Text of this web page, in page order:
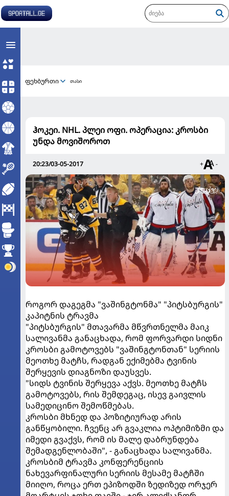
ფეხბურთი თასი
ჰოკეი. NHL. პლეი ოფი. ოპერაცია: კროსბი
უნდა მოვიშოროთ
20:23/03-05-2017 + -
როგორ დაგეგმა "ვაშინგტონმა" "პიტსბურგის"
კაპიტნის ტრავმა
"პიტსბურგის" მთავარმა მწვრთნელმა მაიკ
სალივანმა განაცხადა, რომ ფორვარდი სიდნი
კროსბი გამოტოვებს "ვაშინგტონთან" სერიის
მეოთხე მატჩს, რადგან ექიმებმა ტვინის
შერყევის დიაგნოზი დაუსვეს.
"სიდს ტვინის შერყევა აქვს. მეოთხე მატჩს
გამოტოვებს, რის შემდეგაც, ისევ გაივლის
სამედიცინო შემოწმებას.
კროსბი მხნედ და პოზიტიურად არის
განწყობილი. ჩვენც არ გვაკლია ოპტიმიზმი და
იმედი გვაქვს, რომ ის მალე დაბრუნდება
შემადგენლობაში", - განაცხადა სალივანმა.
კროსბიმ ტრავმა კონფერენციის
ნახევარფინალური სერიის მესამე მატჩში
მიიღო, როცა ერთ ეპიზოდში ზედიზედ ორჯერ